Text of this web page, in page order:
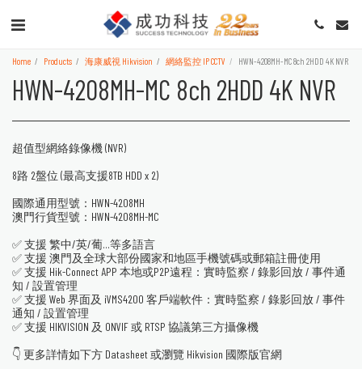
Home Products 海康威視 Hikvision 網絡監控 IP CCTV HWN-4208MH-MC 8ch 2HDD 4K NVR
HWN-4208MH-MC 8ch 2HDD 4K NVR
超值型網絡錄像機 (NVR)
8路 2盤位 (最高支援8TB HDD x 2)
國際通用型號：HWN-4208MH
澳門行貨型號：HWN-4208MH-MC
✅ 支援 繁中/英/葡...等多語言
✅ 支援 澳門及全球大部份國家和地區手機號碼或郵箱註冊使用
✅ 支援 Hik-Connect APP 本地或P2P遠程：實時監察 / 錄影回放 / 事件通
知 / 設置管理
✅ 支援 Web 界面及 iVMS4200 客戶端軟件：實時監察 / 錄影回放 / 事件
通知 / 設置管理
✅ 支援 HIKVISION 及 ONVIF 或 RTSP 協議第三方攝像機
👇 更多詳情如下方 Datasheet 或瀏覽 Hikvision 國際版官網